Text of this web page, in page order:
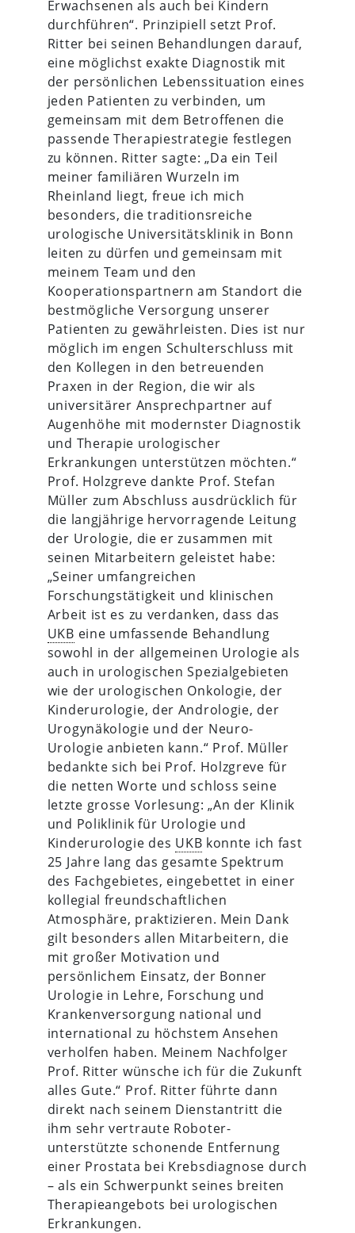
Erwachsenen als auch bei Kindern
durchführen“. Prinzipiell setzt Prof.
Ritter bei seinen Behandlungen darauf,
eine möglichst exakte Diagnostik mit
der persönlichen Lebenssituation eines
jeden Patienten zu verbinden, um
gemeinsam mit dem Betroffenen die
passende Therapiestrategie festlegen
zu können. Ritter sagte: „Da ein Teil
meiner familiären Wurzeln im
Rheinland liegt, freue ich mich
besonders, die traditionsreiche
urologische Universitätsklinik in Bonn
leiten zu dürfen und gemeinsam mit
meinem Team und den
Kooperationspartnern am Standort die
bestmögliche Versorgung unserer
Patienten zu gewährleisten. Dies ist nur
möglich im engen Schulterschluss mit
den Kollegen in den betreuenden
Praxen in der Region, die wir als
universitärer Ansprechpartner auf
Augenhöhe mit modernster Diagnostik
und Therapie urologischer
Erkrankungen unterstützen möchten.“
Prof. Holzgreve dankte Prof. Stefan
Müller zum Abschluss ausdrücklich für
die langjährige hervorragende Leitung
der Urologie, die er zusammen mit
seinen Mitarbeitern geleistet habe:
„Seiner umfangreichen
Forschungstätigkeit und klinischen
Arbeit ist es zu verdanken, dass das
UKB eine umfassende Behandlung
sowohl in der allgemeinen Urologie als
auch in urologischen Spezialgebieten
wie der urologischen Onkologie, der
Kinderurologie, der Andrologie, der
Urogynäkologie und der Neuro-
Urologie anbieten kann.“ Prof. Müller
bedankte sich bei Prof. Holzgreve für
die netten Worte und schloss seine
letzte grosse Vorlesung: „An der Klinik
und Poliklinik für Urologie und
Kinderurologie des UKB konnte ich fast
25 Jahre lang das gesamte Spektrum
des Fachgebietes, eingebettet in einer
kollegial freundschaftlichen
Atmosphäre, praktizieren. Mein Dank
gilt besonders allen Mitarbeitern, die
mit großer Motivation und
persönlichem Einsatz, der Bonner
Urologie in Lehre, Forschung und
Krankenversorgung national und
international zu höchstem Ansehen
verholfen haben. Meinem Nachfolger
Prof. Ritter wünsche ich für die Zukunft
alles Gute.“ Prof. Ritter führte dann
direkt nach seinem Dienstantritt die
ihm sehr vertraute Roboter-
unterstützte schonende Entfernung
einer Prostata bei Krebsdiagnose durch
– als ein Schwerpunkt seines breiten
Therapieangebots bei urologischen
Erkrankungen.